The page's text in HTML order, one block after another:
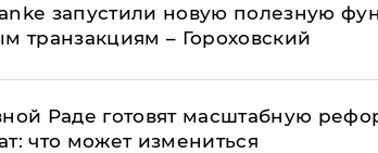
запустили новую полезную
транзакциям – Гороховский
Раде готовят масштабную
что может измениться